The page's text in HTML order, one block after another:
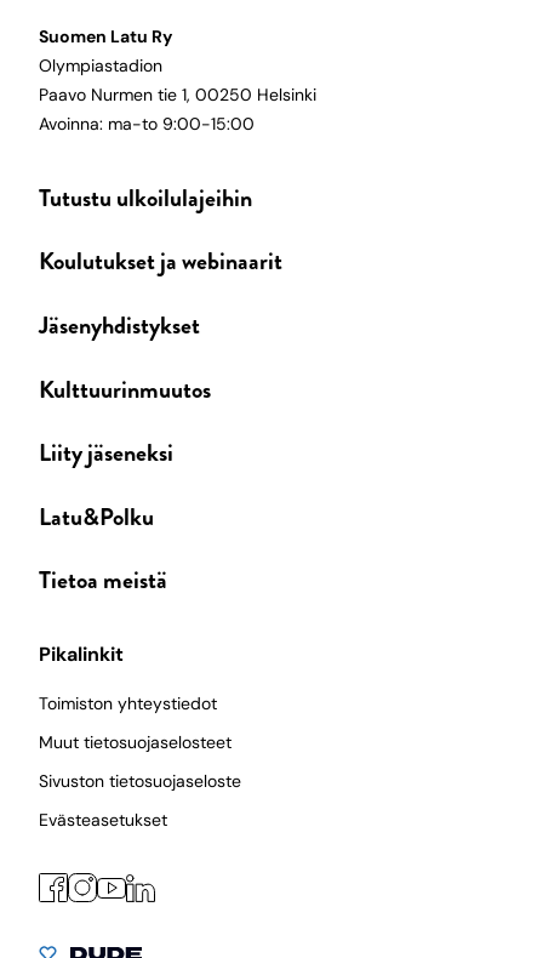
Suomen Latu Ry
Olympiastadion
Paavo Nurmen tie 1, 00250 Helsinki
Avoinna: ma-to 9:00-15:00
Tutustu ulkoilulajeihin
Koulutukset ja webinaarit
Jäsenyhdistykset
Kulttuurinmuutos
Liity jäseneksi
Latu&Polku
Tietoa meistä
Pikalinkit
Toimiston yhteystiedot
Muut tietosuojaselosteet
Sivuston tietosuojaseloste
Evästeasetukset
Facebook
Instagram
YouTube
LinkedIn